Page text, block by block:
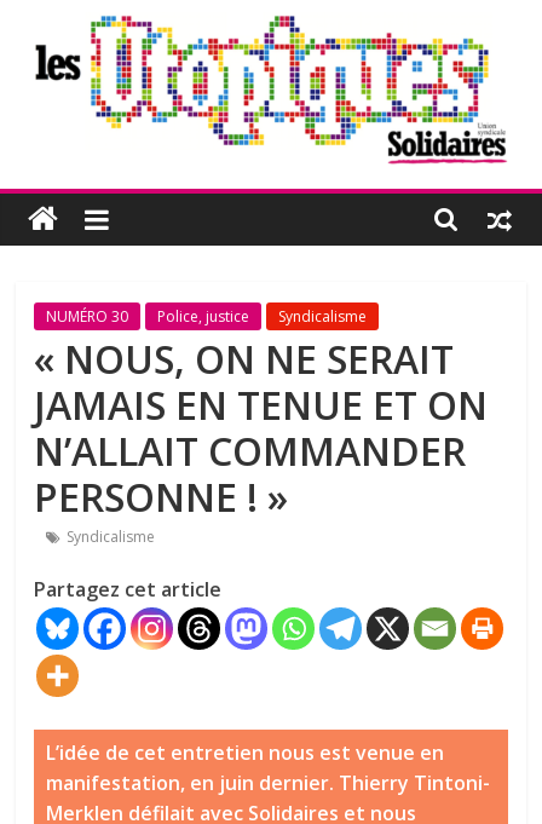
contenu
Les
Utopiques
Revue
réflexion
éditée
par
l'Union
syndicale
Solidaires
NUMÉRO 30 Police, justice Syndicalisme
« NOUS, ON NE SERAIT
JAMAIS EN TENUE ET ON
N’ALLAIT COMMANDER
PERSONNE ! »
Syndicalisme
Partagez cet article
L’idée de cet entretien nous est venue en
manifestation, en juin dernier. Thierry Tintoni-
Merklen défilait avec Solidaires et nous